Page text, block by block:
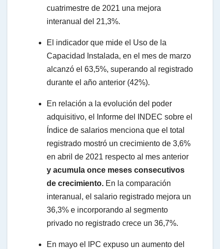
cuatrimestre de 2021 una mejora
interanual del 21,3%.
El indicador que mide el Uso de la
Capacidad Instalada, en el mes de marzo
alcanzó el 63,5%, superando al registrado
durante el año anterior (42%).
En relación a la evolución del poder
adquisitivo, el Informe del INDEC sobre el
Índice de salarios menciona que el total
registrado mostró un crecimiento de 3,6%
en abril de 2021 respecto al mes anterior
y acumula once meses consecutivos
de crecimiento. En la comparación
interanual, el salario registrado mejora un
36,3% e incorporando al segmento
privado no registrado crece un 36,7%.
En mayo el IPC expuso un aumento del